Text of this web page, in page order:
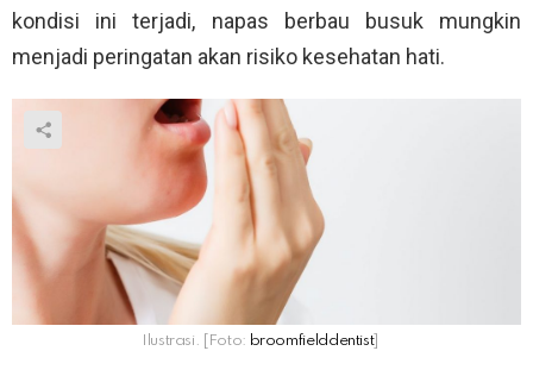
kondisi ini terjadi, napas berbau busuk mungkin
menjadi peringatan akan risiko kesehatan hati.
Ilustrasi. [Foto: broomfielddentist]